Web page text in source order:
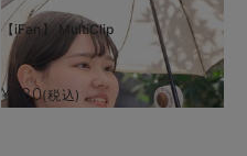
【iFan】 MultiClip
¥880(税込)